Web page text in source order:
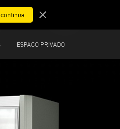
close
ESPAÇO PRIVADO